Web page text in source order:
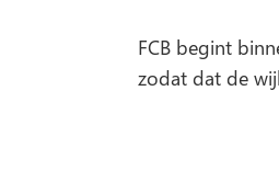
FCB begint
zodat dat de